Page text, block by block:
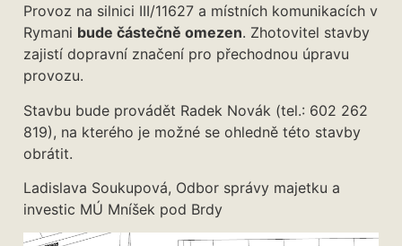
Provoz na silnici III/11627 a místních komunikacích v
Rymani bude částečně omezen. Zhotovitel stavby
zajistí dopravní značení pro přechodnou úpravu
provozu.
Stavbu bude provádět Radek Novák (tel.: 602 262
819), na kterého je možné se ohledně této stavby
obrátit.
Ladislava Soukupová, Odbor správy majetku a
investic MÚ Mníšek pod Brdy